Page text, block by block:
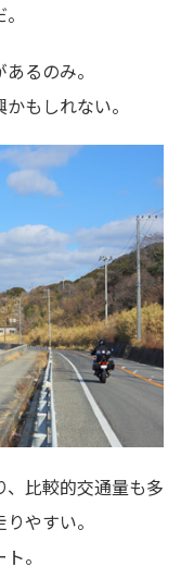
るのみ。
もしれない。
比較的交通量も多
やすい。
。